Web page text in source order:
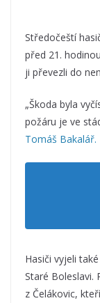
Středočeští
před 21.
ji převezli do
„Škoda byla
požáru je ve
Tomáš Bakalář.
Hasiči vyjeli
Staré Boleslavi.
z Čelákovic,